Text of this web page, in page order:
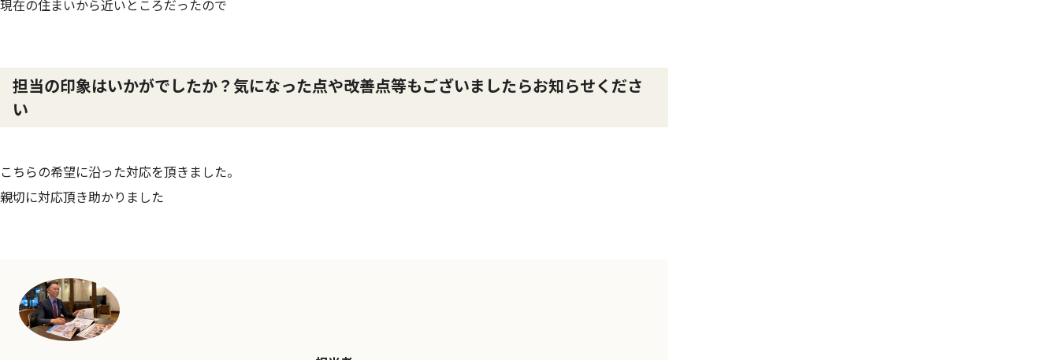
現在の住まいから近いところだったので
担当の印象はいかがでしたか？気になった点や改善点等もございましたらお知らせくださ
い
こちらの希望に沿った対応を頂きました。
親切に対応頂き助かりました